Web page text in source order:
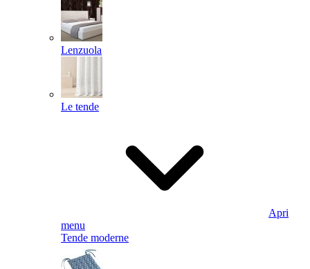
Lenzuola
Le tende
Apri
menu
Tende moderne